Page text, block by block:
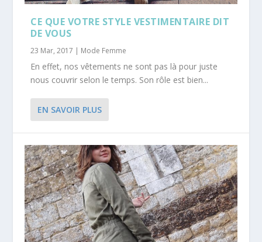
CE QUE VOTRE STYLE VESTIMENTAIRE DIT
DE VOUS
23 Mar, 2017 | Mode Femme
En effet, nos vêtements ne sont pas là pour juste
nous couvrir selon le temps. Son rôle est bien...
EN SAVOIR PLUS